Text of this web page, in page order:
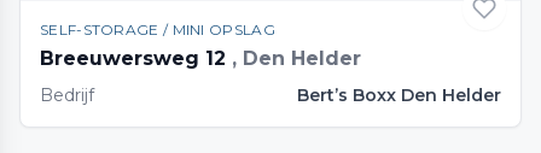
SELF-STORAGE / MINI OPSLAG
Breeuwersweg 12 , Den Helder
Bedrijf Bert’s Boxx Den Helder